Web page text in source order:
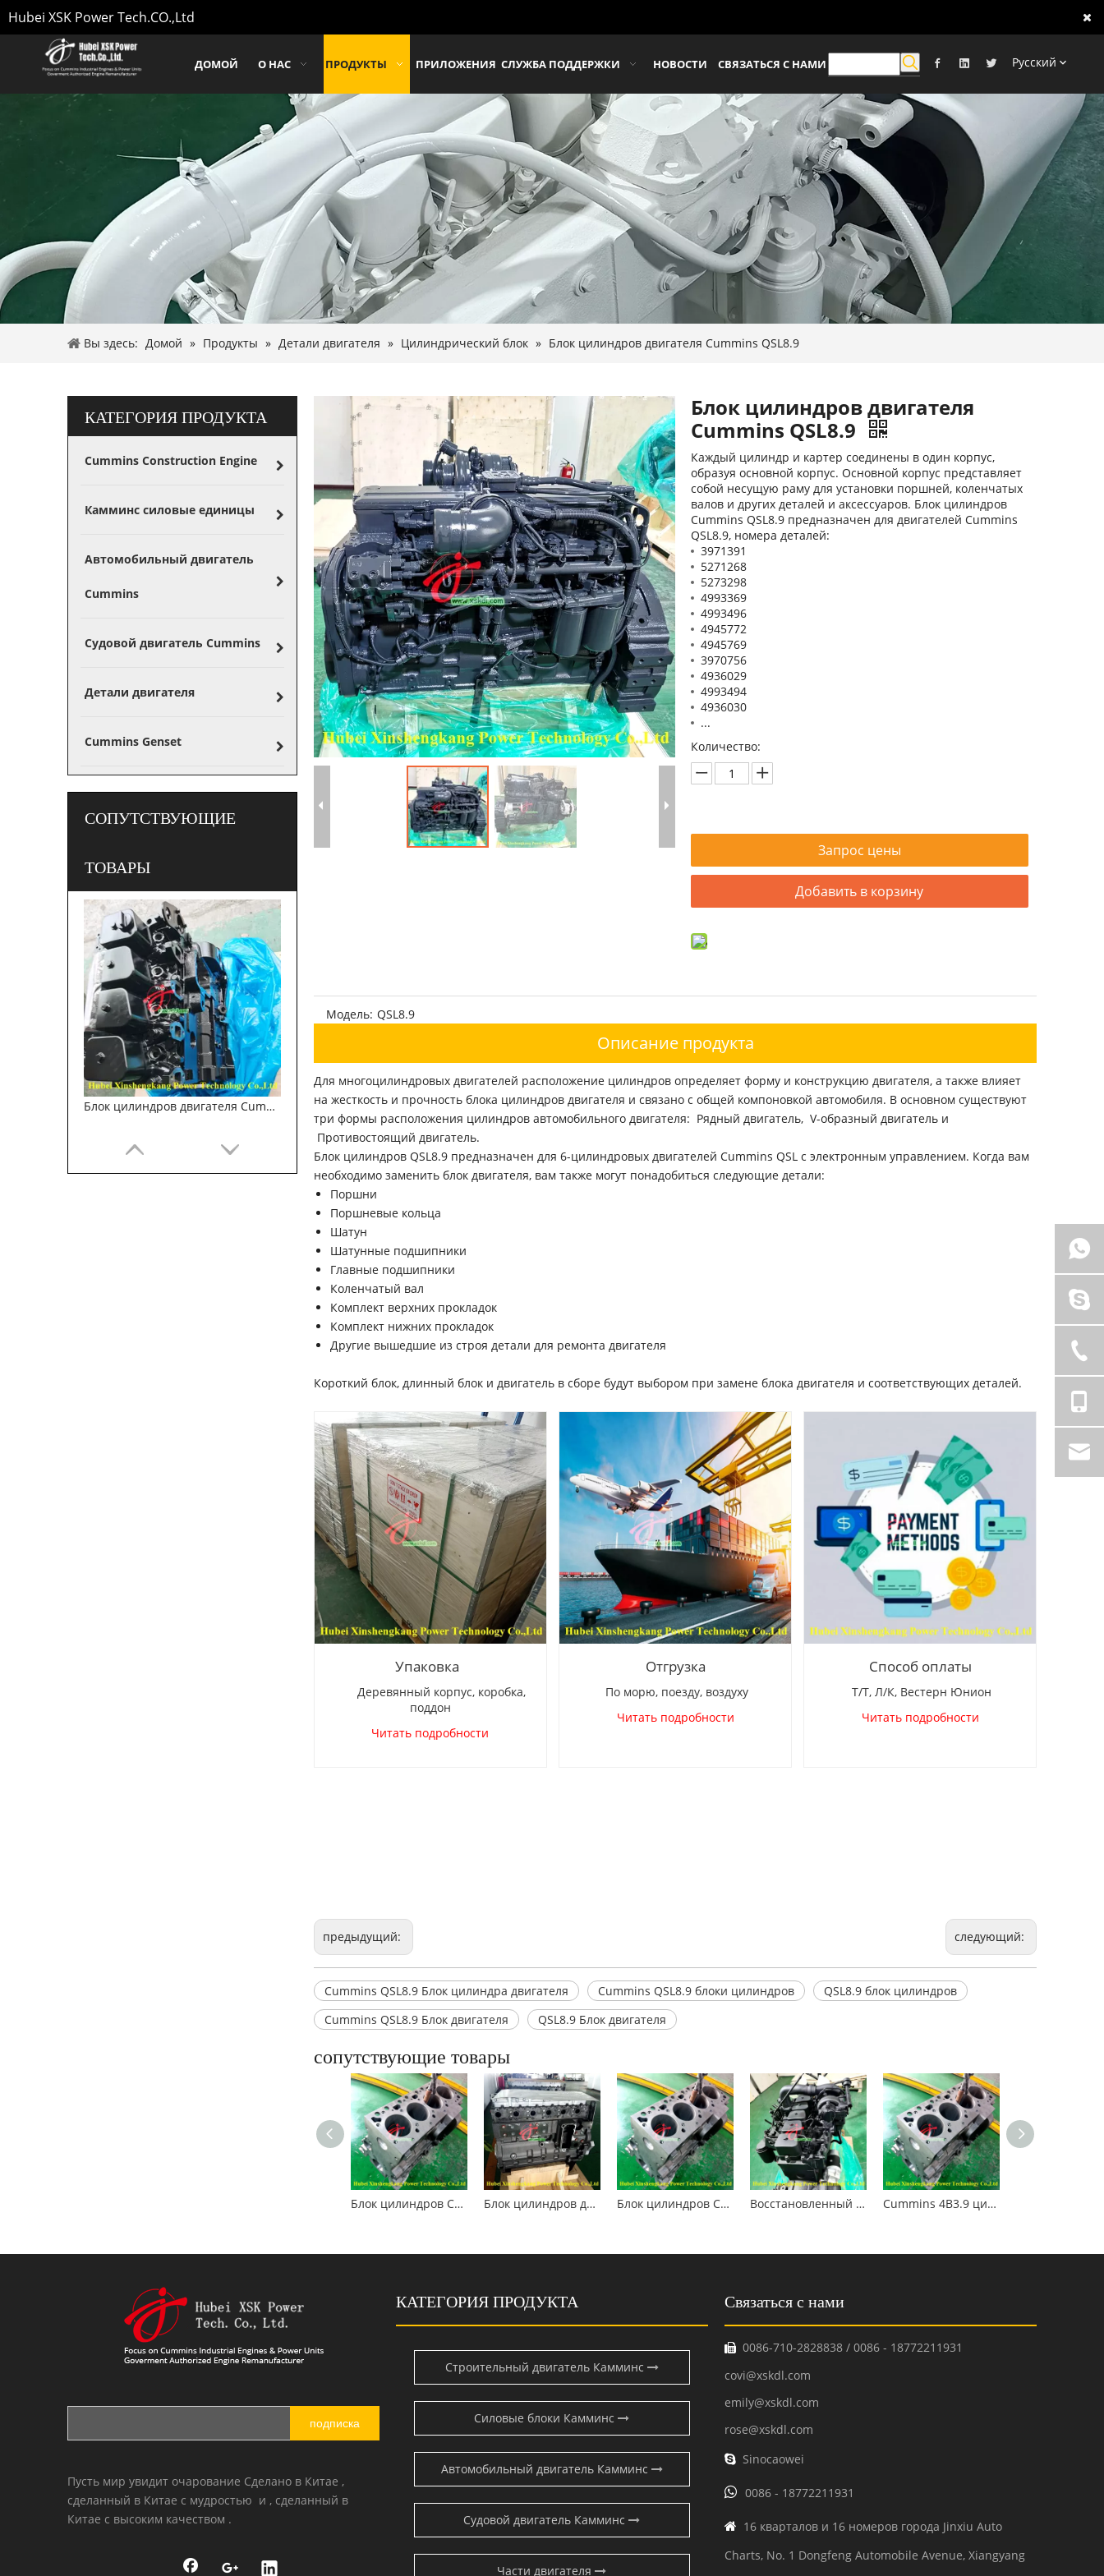
Hubei XSK Power Tech.CO.,Ltd
ДОМОЙ О НАС ПРОДУКТЫ ПРИЛОЖЕНИЯ СЛУЖБА ПОДДЕРЖКИ НОВОСТИ СВЯЗАТЬСЯ С НАМИ Pусский
Вы здесь: Домой » Продукты » Детали двигателя » Цилиндрический блок » Блок цилиндров двигателя Cummins QSL8.9
КАТЕГОРИЯ ПРОДУКТА
Cummins Construction Engine
Камминс силовые единицы
Автомобильный двигатель
Cummins
Судовой двигатель Cummins
Детали двигателя
Cummins Genset
СОПУТСТВУЮЩИЕ
ТОВАРЫ
Блок цилиндров двигателя Cummins QSB3.9
Cummins 4B3.9 цилиндрический блок 3932012
Блок цилиндров двигателя
Cummins QSL8.9
Каждый цилиндр и картер соединены в один корпус,
образуя основной корпус. Основной корпус представляет
собой несущую раму для установки поршней, коленчатых
валов и других деталей и аксессуаров. Блок цилиндров
Cummins QSL8.9 предназначен для двигателей Cummins
QSL8.9, номера деталей:
3971391
5271268
5273298
4993369
4993496
4945772
4945769
3970756
4936029
4993494
4936030
...
Количество:
Запрос цены
Добавить в корзину
Модель: QSL8.9
Описание продукта
Для многоцилиндровых двигателей расположение цилиндров определяет форму и конструкцию двигателя, а также влияет
на жесткость и прочность блока цилиндров двигателя и связано с общей компоновкой автомобиля. В основном существуют
три формы расположения цилиндров автомобильного двигателя: Рядный двигатель, V-образный двигатель и
Противостоящий двигатель.
Блок цилиндров QSL8.9 предназначен для 6-цилиндровых двигателей Cummins QSL с электронным управлением. Когда вам
необходимо заменить блок двигателя, вам также могут понадобиться следующие детали:
Поршни
Поршневые кольца
Шатун
Шатунные подшипники
Главные подшипники
Коленчатый вал
Комплект верхних прокладок
Комплект нижних прокладок
Другие вышедшие из строя детали для ремонта двигателя
Короткий блок, длинный блок и двигатель в сборе будут выбором при замене блока двигателя и соответствующих деталей.
Упаковка
Деревянный корпус, коробка,
поддон
Читать подробности
Отгрузка
По морю, поезду, воздуху
Читать подробности
Способ оплаты
Т/Т, Л/К, Вестерн Юнион
Читать подробности
предыдущий: следующий:
Cummins QSL8.9 Блок цилиндра двигателя Cummins QSL8.9 блоки цилиндров
QSL8.9 блок цилиндров
Cummins QSL8.9 Блок двигателя
QSL8.9 Блок двигателя
сопутствующие товары
Блок цилиндров Cummins 4B3.9 3932012 Блок цилиндров двигателя Cummins QSB6.7 Блок цилиндров Cummins 4B3.9 3932012 Восстановленный двигатель Cummins 6BT5.9 для строительных машин Cummins 4B3.9 цилиндрический блок 3932012
подписка
Пусть мир увидит очарование Сделано в Китае ,
сделанный в Китае с мудростью и , сделанный в
Китае с высоким качеством .
КАТЕГОРИЯ ПРОДУКТА
Строительный двигатель Камминс
Силовые блоки Камминс
Автомобильный двигатель Камминс
Судовой двигатель Камминс
Части двигателя
Связаться с нами
 0086-710-2828838 / 0086 - 18772211931
covi@xskdl.com
emily@xskdl.com
rose@xskdl.com
 Sinocaowei
 0086 - 18772211931
 16 кварталов и 16 номеров города Jinxiu Auto
Charts, No. 1 Dongfeng Automobile Avenue, Xiangyang